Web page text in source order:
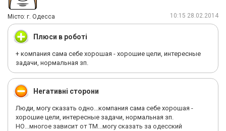
Мiсто: г. Одесса 10:15 28.02.2014
Плюси в роботі
+ компания сама себе хорошая - хорошие цели, интересные
задачи, нормальная зп.
Негативні сторони
Люди, могу сказать одно...компания сама себе хорошая -
хорошие цели, интересные задачи, нормальная зп.
НО...многое зависит от ТМ...могу сказать за одесский